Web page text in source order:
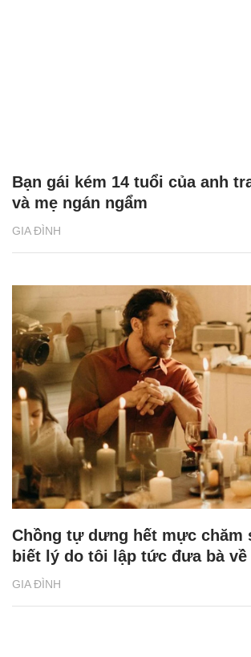
GIA ĐÌNH
Bạn gái kém 14 tuổi của anh
và mẹ ngán ngẩm
GIA ĐÌNH
Chồng tự dưng hết mực chăm
biết lý do tôi lập tức đưa bà về